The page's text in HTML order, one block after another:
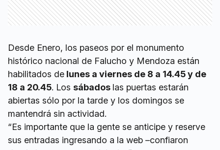
Desde Enero, los paseos por el monumento
histórico nacional de Falucho y Mendoza están
habilitados de lunes a viernes de 8 a 14.45 y de
18 a 20.45. Los sábados las puertas estarán
abiertas sólo por la tarde y los domingos se
mantendrá sin actividad.
“Es importante que la gente se anticipe y reserve
sus entradas ingresando a la web –confiaron